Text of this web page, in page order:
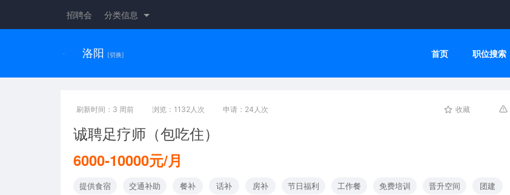
招聘会 分类信息
洛阳 [切换] 首页 职位搜索
刷新时间：3 周前 浏览：1132人次 申请：24人次 收藏
诚聘足疗师（包吃住）
6000-10000元/月
提供食宿 交通补助 餐补 话补 房补 节日福利 工作餐 免费培训 晋升空间 团建